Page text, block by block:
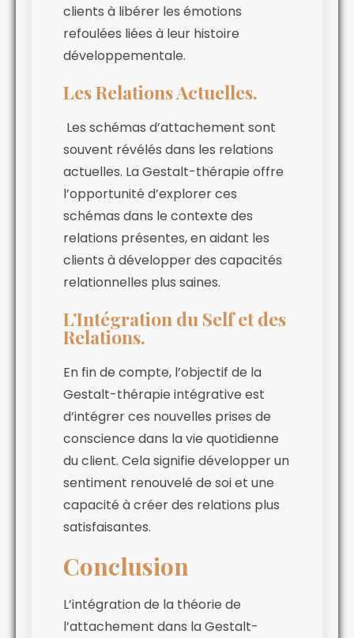
clients à libérer les émotions
refoulées liées à leur histoire
développementale.
Les Relations Actuelles.
Les schémas d’attachement sont
souvent révélés dans les relations
actuelles. La Gestalt-thérapie offre
l’opportunité d’explorer ces
schémas dans le contexte des
relations présentes, en aidant les
clients à développer des capacités
relationnelles plus saines.
L’Intégration du Self et des
Relations.
En fin de compte, l’objectif de la
Gestalt-thérapie intégrative est
d’intégrer ces nouvelles prises de
conscience dans la vie quotidienne
du client. Cela signifie développer un
sentiment renouvelé de soi et une
capacité à créer des relations plus
satisfaisantes.
Conclusion
L’intégration de la théorie de
l’attachement dans la Gestalt-